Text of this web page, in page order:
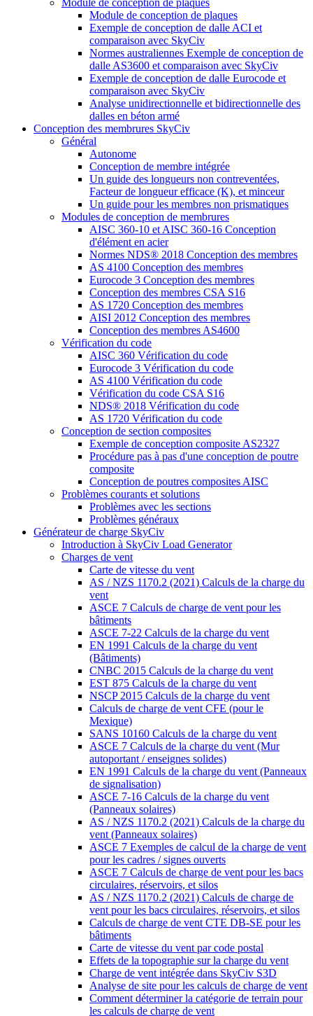
Module de conception de plaques
Module de conception de plaques
Exemple de conception de dalle ACI et
comparaison avec SkyCiv
Normes australiennes Exemple de conception de
dalle AS3600 et comparaison avec SkyCiv
Exemple de conception de dalle Eurocode et
comparaison avec SkyCiv
Analyse unidirectionnelle et bidirectionnelle des
dalles en béton armé
Conception des membrures SkyCiv
Général
Autonome
Conception de membre intégrée
Un guide des longueurs non contreventées,
Facteur de longueur efficace (K), et minceur
Un guide pour les membres non prismatiques
Modules de conception de membrures
AISC 360-10 et AISC 360-16 Conception
d'élément en acier
Normes NDS® 2018 Conception des membres
AS 4100 Conception des membres
Eurocode 3 Conception des membres
Conception des membres CSA S16
AS 1720 Conception des membres
AISI 2012 Conception des membres
Conception des membres AS4600
Vérification du code
AISC 360 Vérification du code
Eurocode 3 Vérification du code
AS 4100 Vérification du code
Vérification du code CSA S16
NDS® 2018 Vérification du code
AS 1720 Vérification du code
Conception de section composites
Exemple de conception composite AS2327
Procédure pas à pas d'une conception de poutre
composite
Conception de poutres composites AISC
Problèmes courants et solutions
Problèmes avec les sections
Problèmes généraux
Générateur de charge SkyCiv
Introduction à SkyCiv Load Generator
Charges de vent
Carte de vitesse du vent
AS / NZS 1170.2 (2021) Calculs de la charge du
vent
ASCE 7 Calculs de charge de vent pour les
bâtiments
ASCE 7-22 Calculs de la charge du vent
EN 1991 Calculs de la charge du vent
(Bâtiments)
CNBC 2015 Calculs de la charge du vent
EST 875 Calculs de la charge du vent
NSCP 2015 Calculs de la charge du vent
Calculs de charge de vent CFE (pour le
Mexique)
SANS 10160 Calculs de la charge du vent
ASCE 7 Calculs de la charge du vent (Mur
autoportant / enseignes solides)
EN 1991 Calculs de la charge du vent (Panneaux
de signalisation)
ASCE 7-16 Calculs de la charge du vent
(Panneaux solaires)
AS / NZS 1170.2 (2021) Calculs de la charge du
vent (Panneaux solaires)
ASCE 7 Exemples de calcul de la charge de vent
pour les cadres / signes ouverts
ASCE 7 Calculs de charge de vent pour les bacs
circulaires, réservoirs, et silos
AS / NZS 1170.2 (2021) Calculs de charge de
vent pour les bacs circulaires, réservoirs, et silos
Calculs de charge de vent CTE DB-SE pour les
bâtiments
Carte de vitesse du vent par code postal
Effets de la topographie sur la charge du vent
Charge de vent intégrée dans SkyCiv S3D
Analyse de site pour les calculs de charge de vent
Comment déterminer la catégorie de terrain pour
les calculs de charge de vent